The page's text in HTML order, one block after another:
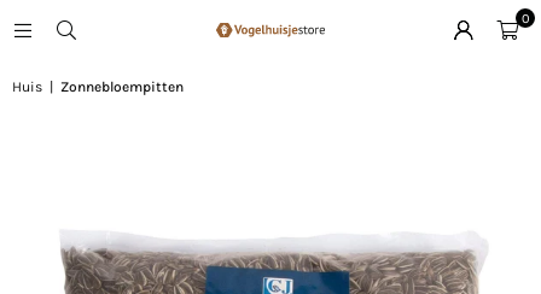
0
Huis Zonnebloempitten